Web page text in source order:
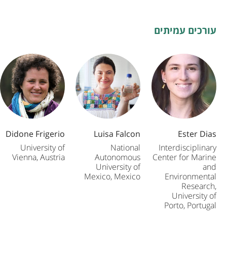
עורכים עמיתים
Ester Dias
Interdisciplinary
Center for Marine
and
Environmental
Research,
University of
Porto, Portugal
Luisa Falcon
National
Autonomous
University of
Mexico, Mexico
Didone Frigerio
University of
Vienna, Austria